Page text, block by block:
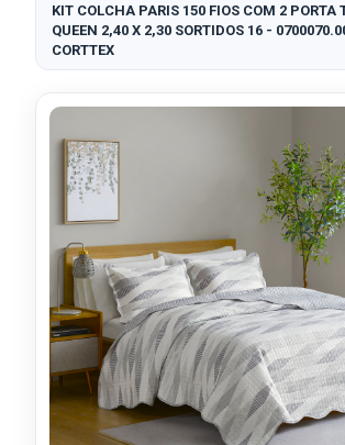
KIT COLCHA PARIS 150 FIOS COM 2 PORTA
QUEEN 2,40 X 2,30 SORTIDOS 16 -
CORTTEX